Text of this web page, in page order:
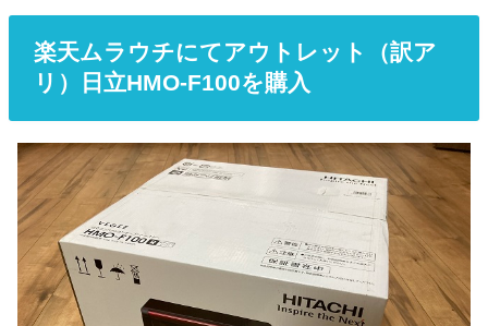
楽天ムラウチにてアウトレット（訳ア
リ）日立HMO-F100を購入